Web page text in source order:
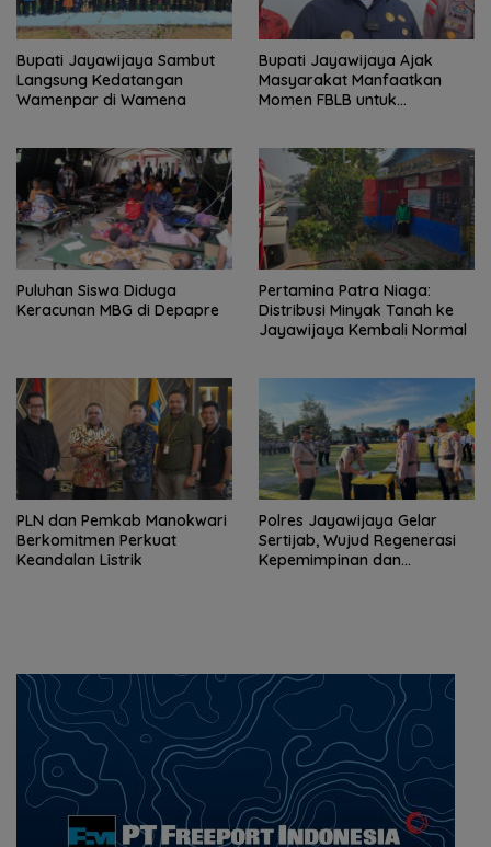
Bupati Jayawijaya Sambut
Langsung Kedatangan
Wamenpar di Wamena
Bupati Jayawijaya Ajak
Masyarakat Manfaatkan
Momen FBLB untuk
Puluhan Siswa Diduga
Keracunan MBG di Depapre
Pertamina Patra Niaga:
Distribusi Minyak Tanah ke
Jayawijaya Kembali Normal
PLN dan Pemkab Manokwari
Berkomitmen Perkuat
Keandalan Listrik
Polres Jayawijaya Gelar
Sertijab, Wujud Regenerasi
Kepemimpinan dan